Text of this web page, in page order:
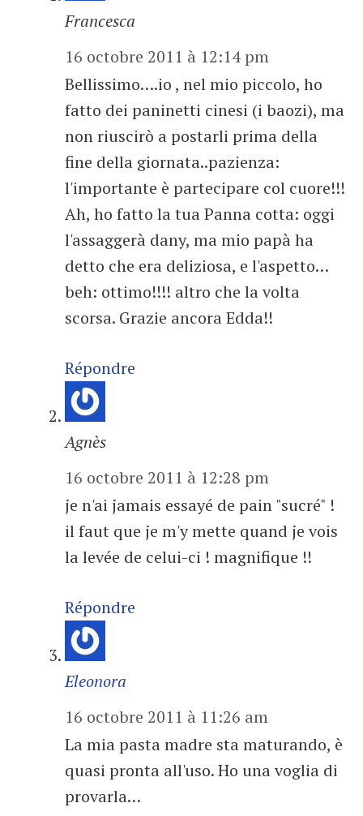
Francesca
16 octobre 2011 à 12:14 pm
Bellissimo….io , nel mio piccolo, ho
fatto dei paninetti cinesi (i baozi), ma
non riuscirò a postarli prima della
fine della giornata..pazienza:
l'importante è partecipare col cuore!!!
Ah, ho fatto la tua Panna cotta: oggi
l'assaggerà dany, ma mio papà ha
detto che era deliziosa, e l'aspetto…
beh: ottimo!!!! altro che la volta
scorsa. Grazie ancora Edda!!
Répondre
Agnès
16 octobre 2011 à 12:28 pm
je n'ai jamais essayé de pain "sucré" !
il faut que je m'y mette quand je vois
la levée de celui-ci ! magnifique !!
Répondre
Eleonora
16 octobre 2011 à 11:26 am
La mia pasta madre sta maturando, è
quasi pronta all'uso. Ho una voglia di
provarla…